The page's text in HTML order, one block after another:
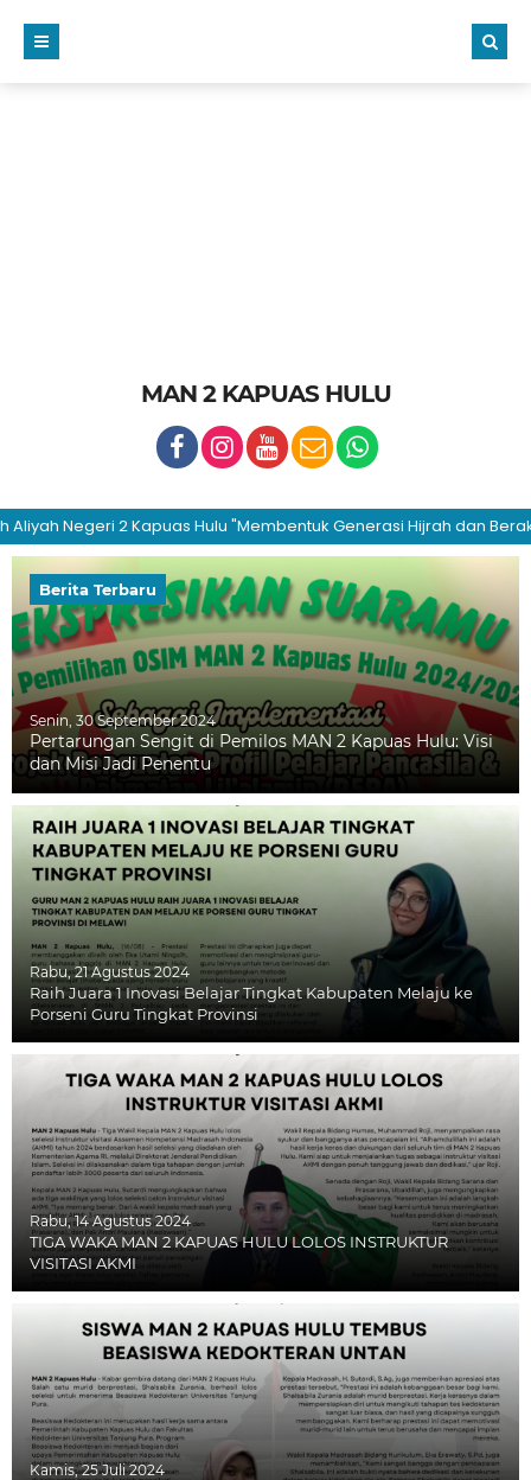
MAN 2 KAPUAS HULU
Negeri 2 Kapuas Hulu "Membentuk Generasi Hijrah dan
Berita Terbaru
Senin, 30 September 2024
Pertarungan Sengit di Pemilos MAN 2 Kapuas Hulu: Visi
dan Misi Jadi Penentu
Rabu, 21 Agustus 2024
Raih Juara 1 Inovasi Belajar Tingkat Kabupaten Melaju ke
Porseni Guru Tingkat Provinsi
Rabu, 14 Agustus 2024
TIGA WAKA MAN 2 KAPUAS HULU LOLOS INSTRUKTUR
VISITASI AKMI
Kamis, 25 Juli 2024